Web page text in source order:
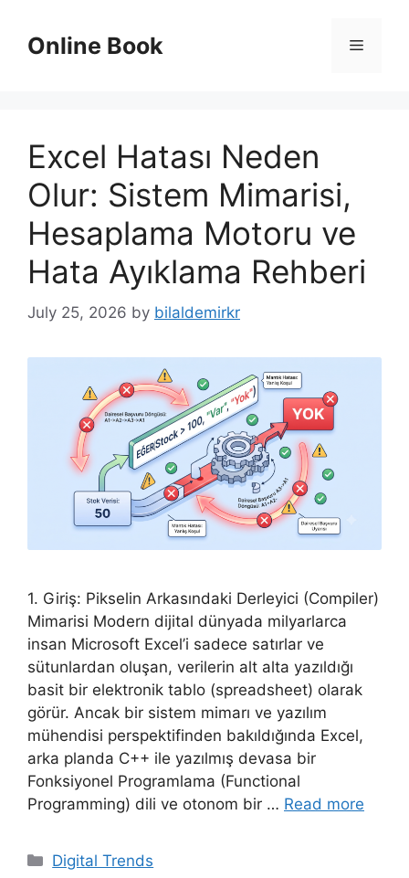
contentOnline Book Menu
Excel Hatası Neden
Olur: Sistem Mimarisi,
Hesaplama Motoru ve
Hata Ayıklama Rehberi
July 25, 2026 by bilaldemirkr
1. Giriş: Pikselin Arkasındaki Derleyici (Compiler)
Mimarisi Modern dijital dünyada milyarlarca
insan Microsoft Excel’i sadece satırlar ve
sütunlardan oluşan, verilerin alt alta yazıldığı
basit bir elektronik tablo (spreadsheet) olarak
görür. Ancak bir sistem mimarı ve yazılım
mühendisi perspektifinden bakıldığında Excel,
arka planda C++ ile yazılmış devasa bir
Fonksiyonel Programlama (Functional
Programming) dili ve otonom bir … Read more
Categories
Digital Trends